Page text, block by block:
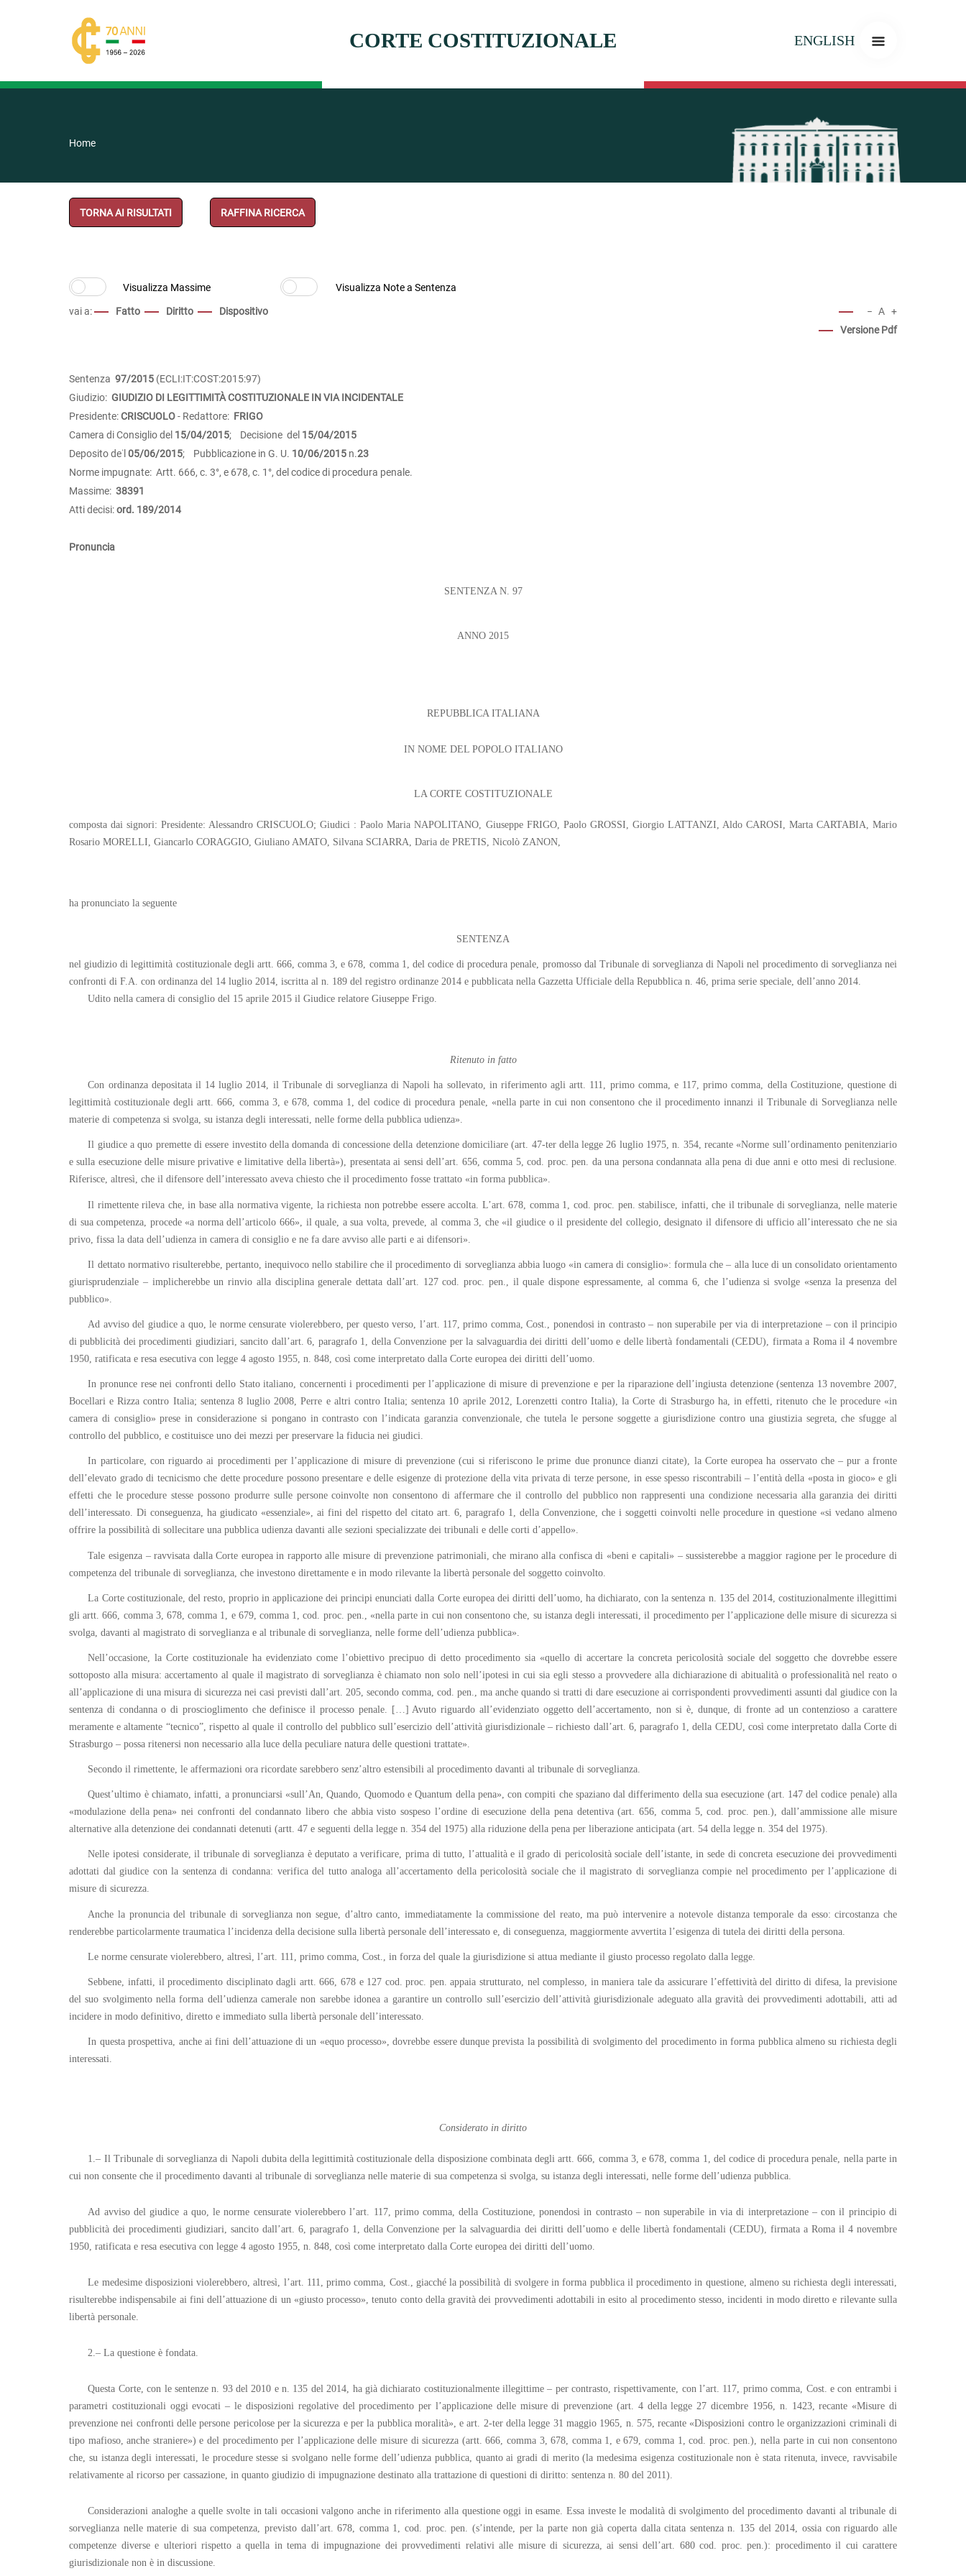
CORTE COSTITUZIONALE ENGLISH
Home
TORNA AI RISULTATI RAFFINA RICERCA
vai a: Fatto Diritto Dispositivo − A +
Versione Pdf
Sentenza 97/2015 (ECLI:IT:COST:2015:97)
Giudizio: GIUDIZIO DI LEGITTIMITÀ COSTITUZIONALE IN VIA INCIDENTALE
Presidente:CRISCUOLO- Redattore: FRIGO
Camera di Consiglio del 15/04/2015; Decisione del 15/04/2015
Deposito de˙l 05/06/2015; Pubblicazione in G. U. 10/06/2015 n.23
Norme impugnate: Artt. 666, c. 3°, e 678, c. 1°, del codice di procedura penale.
Massime: 38391
Atti decisi:ord. 189/2014
Pronuncia
SENTENZA N. 97
ANNO 2015
REPUBBLICA ITALIANA
IN NOME DEL POPOLO ITALIANO
LA CORTE COSTITUZIONALE
composta dai signori: Presidente: Alessandro CRISCUOLO; Giudici : Paolo Maria NAPOLITANO, Giuseppe FRIGO, Paolo GROSSI, Giorgio LATTANZI, Aldo CAROSI, Marta CARTABIA, Mario
Rosario MORELLI, Giancarlo CORAGGIO, Giuliano AMATO, Silvana SCIARRA, Daria de PRETIS, Nicolò ZANON,
ha pronunciato la seguente
SENTENZA
nel giudizio di legittimità costituzionale degli artt. 666, comma 3, e 678, comma 1, del codice di procedura penale, promosso dal Tribunale di sorveglianza di Napoli nel procedimento di sorveglianza nei
confronti di F.A. con ordinanza del 14 luglio 2014, iscritta al n. 189 del registro ordinanze 2014 e pubblicata nella Gazzetta Ufficiale della Repubblica n. 46, prima serie speciale, dell’anno 2014.
Udito nella camera di consiglio del 15 aprile 2015 il Giudice relatore Giuseppe Frigo.
Ritenuto in fatto
Con ordinanza depositata il 14 luglio 2014, il Tribunale di sorveglianza di Napoli ha sollevato, in riferimento agli artt. 111, primo comma, e 117, primo comma, della Costituzione, questione di
legittimità costituzionale degli artt. 666, comma 3, e 678, comma 1, del codice di procedura penale, «nella parte in cui non consentono che il procedimento innanzi il Tribunale di Sorveglianza nelle
materie di competenza si svolga, su istanza degli interessati, nelle forme della pubblica udienza».
Il giudice a quo premette di essere investito della domanda di concessione della detenzione domiciliare (art. 47-ter della legge 26 luglio 1975, n. 354, recante «Norme sull’ordinamento penitenziario
e sulla esecuzione delle misure privative e limitative della libertà»), presentata ai sensi dell’art. 656, comma 5, cod. proc. pen. da una persona condannata alla pena di due anni e otto mesi di reclusione.
Riferisce, altresì, che il difensore dell’interessato aveva chiesto che il procedimento fosse trattato «in forma pubblica».
Il rimettente rileva che, in base alla normativa vigente, la richiesta non potrebbe essere accolta. L’art. 678, comma 1, cod. proc. pen. stabilisce, infatti, che il tribunale di sorveglianza, nelle materie
di sua competenza, procede «a norma dell’articolo 666», il quale, a sua volta, prevede, al comma 3, che «il giudice o il presidente del collegio, designato il difensore di ufficio all’interessato che ne sia
privo, fissa la data dell’udienza in camera di consiglio e ne fa dare avviso alle parti e ai difensori».
Il dettato normativo risulterebbe, pertanto, inequivoco nello stabilire che il procedimento di sorveglianza abbia luogo «in camera di consiglio»: formula che – alla luce di un consolidato orientamento
giurisprudenziale – implicherebbe un rinvio alla disciplina generale dettata dall’art. 127 cod. proc. pen., il quale dispone espressamente, al comma 6, che l’udienza si svolge «senza la presenza del
pubblico».
Ad avviso del giudice a quo, le norme censurate violerebbero, per questo verso, l’art. 117, primo comma, Cost., ponendosi in contrasto – non superabile per via di interpretazione – con il principio
di pubblicità dei procedimenti giudiziari, sancito dall’art. 6, paragrafo 1, della Convenzione per la salvaguardia dei diritti dell’uomo e delle libertà fondamentali (CEDU), firmata a Roma il 4 novembre
1950, ratificata e resa esecutiva con legge 4 agosto 1955, n. 848, così come interpretato dalla Corte europea dei diritti dell’uomo.
In pronunce rese nei confronti dello Stato italiano, concernenti i procedimenti per l’applicazione di misure di prevenzione e per la riparazione dell’ingiusta detenzione (sentenza 13 novembre 2007,
Bocellari e Rizza contro Italia; sentenza 8 luglio 2008, Perre e altri contro Italia; sentenza 10 aprile 2012, Lorenzetti contro Italia), la Corte di Strasburgo ha, in effetti, ritenuto che le procedure «in
camera di consiglio» prese in considerazione si pongano in contrasto con l’indicata garanzia convenzionale, che tutela le persone soggette a giurisdizione contro una giustizia segreta, che sfugge al
controllo del pubblico, e costituisce uno dei mezzi per preservare la fiducia nei giudici.
In particolare, con riguardo ai procedimenti per l’applicazione di misure di prevenzione (cui si riferiscono le prime due pronunce dianzi citate), la Corte europea ha osservato che – pur a fronte
dell’elevato grado di tecnicismo che dette procedure possono presentare e delle esigenze di protezione della vita privata di terze persone, in esse spesso riscontrabili – l’entità della «posta in gioco» e gli
effetti che le procedure stesse possono produrre sulle persone coinvolte non consentono di affermare che il controllo del pubblico non rappresenti una condizione necessaria alla garanzia dei diritti
dell’interessato. Di conseguenza, ha giudicato «essenziale», ai fini del rispetto del citato art. 6, paragrafo 1, della Convenzione, che i soggetti coinvolti nelle procedure in questione «si vedano almeno
offrire la possibilità di sollecitare una pubblica udienza davanti alle sezioni specializzate dei tribunali e delle corti d’appello».
Tale esigenza – ravvisata dalla Corte europea in rapporto alle misure di prevenzione patrimoniali, che mirano alla confisca di «beni e capitali» – sussisterebbe a maggior ragione per le procedure di
competenza del tribunale di sorveglianza, che investono direttamente e in modo rilevante la libertà personale del soggetto coinvolto.
La Corte costituzionale, del resto, proprio in applicazione dei principi enunciati dalla Corte europea dei diritti dell’uomo, ha dichiarato, con la sentenza n. 135 del 2014, costituzionalmente illegittimi
gli artt. 666, comma 3, 678, comma 1, e 679, comma 1, cod. proc. pen., «nella parte in cui non consentono che, su istanza degli interessati, il procedimento per l’applicazione delle misure di sicurezza si
svolga, davanti al magistrato di sorveglianza e al tribunale di sorveglianza, nelle forme dell’udienza pubblica».
Nell’occasione, la Corte costituzionale ha evidenziato come l’obiettivo precipuo di detto procedimento sia «quello di accertare la concreta pericolosità sociale del soggetto che dovrebbe essere
sottoposto alla misura: accertamento al quale il magistrato di sorveglianza è chiamato non solo nell’ipotesi in cui sia egli stesso a provvedere alla dichiarazione di abitualità o professionalità nel reato o
all’applicazione di una misura di sicurezza nei casi previsti dall’art. 205, secondo comma, cod. pen., ma anche quando si tratti di dare esecuzione ai corrispondenti provvedimenti assunti dal giudice con la
sentenza di condanna o di proscioglimento che definisce il processo penale. […] Avuto riguardo all’evidenziato oggetto dell’accertamento, non si è, dunque, di fronte ad un contenzioso a carattere
meramente e altamente “tecnico”, rispetto al quale il controllo del pubblico sull’esercizio dell’attività giurisdizionale – richiesto dall’art. 6, paragrafo 1, della CEDU, così come interpretato dalla Corte di
Strasburgo – possa ritenersi non necessario alla luce della peculiare natura delle questioni trattate».
Secondo il rimettente, le affermazioni ora ricordate sarebbero senz’altro estensibili al procedimento davanti al tribunale di sorveglianza.
Quest’ultimo è chiamato, infatti, a pronunciarsi «sull’An, Quando, Quomodo e Quantum della pena», con compiti che spaziano dal differimento della sua esecuzione (art. 147 del codice penale) alla
«modulazione della pena» nei confronti del condannato libero che abbia visto sospeso l’ordine di esecuzione della pena detentiva (art. 656, comma 5, cod. proc. pen.), dall’ammissione alle misure
alternative alla detenzione dei condannati detenuti (artt. 47 e seguenti della legge n. 354 del 1975) alla riduzione della pena per liberazione anticipata (art. 54 della legge n. 354 del 1975).
Nelle ipotesi considerate, il tribunale di sorveglianza è deputato a verificare, prima di tutto, l’attualità e il grado di pericolosità sociale dell’istante, in sede di concreta esecuzione dei provvedimenti
adottati dal giudice con la sentenza di condanna: verifica del tutto analoga all’accertamento della pericolosità sociale che il magistrato di sorveglianza compie nel procedimento per l’applicazione di
misure di sicurezza.
Anche la pronuncia del tribunale di sorveglianza non segue, d’altro canto, immediatamente la commissione del reato, ma può intervenire a notevole distanza temporale da esso: circostanza che
renderebbe particolarmente traumatica l’incidenza della decisione sulla libertà personale dell’interessato e, di conseguenza, maggiormente avvertita l’esigenza di tutela dei diritti della persona.
Le norme censurate violerebbero, altresì, l’art. 111, primo comma, Cost., in forza del quale la giurisdizione si attua mediante il giusto processo regolato dalla legge.
Sebbene, infatti, il procedimento disciplinato dagli artt. 666, 678 e 127 cod. proc. pen. appaia strutturato, nel complesso, in maniera tale da assicurare l’effettività del diritto di difesa, la previsione
del suo svolgimento nella forma dell’udienza camerale non sarebbe idonea a garantire un controllo sull’esercizio dell’attività giurisdizionale adeguato alla gravità dei provvedimenti adottabili, atti ad
incidere in modo definitivo, diretto e immediato sulla libertà personale dell’interessato.
In questa prospettiva, anche ai fini dell’attuazione di un «equo processo», dovrebbe essere dunque prevista la possibilità di svolgimento del procedimento in forma pubblica almeno su richiesta degli
interessati.
Considerato in diritto
1.– Il Tribunale di sorveglianza di Napoli dubita della legittimità costituzionale della disposizione combinata degli artt. 666, comma 3, e 678, comma 1, del codice di procedura penale, nella parte in
cui non consente che il procedimento davanti al tribunale di sorveglianza nelle materie di sua competenza si svolga, su istanza degli interessati, nelle forme dell’udienza pubblica.
Ad avviso del giudice a quo, le norme censurate violerebbero l’art. 117, primo comma, della Costituzione, ponendosi in contrasto – non superabile in via di interpretazione – con il principio di
pubblicità dei procedimenti giudiziari, sancito dall’art. 6, paragrafo 1, della Convenzione per la salvaguardia dei diritti dell’uomo e delle libertà fondamentali (CEDU), firmata a Roma il 4 novembre
1950, ratificata e resa esecutiva con legge 4 agosto 1955, n. 848, così come interpretato dalla Corte europea dei diritti dell’uomo.
Le medesime disposizioni violerebbero, altresì, l’art. 111, primo comma, Cost., giacché la possibilità di svolgere in forma pubblica il procedimento in questione, almeno su richiesta degli interessati,
risulterebbe indispensabile ai fini dell’attuazione di un «giusto processo», tenuto conto della gravità dei provvedimenti adottabili in esito al procedimento stesso, incidenti in modo diretto e rilevante sulla
libertà personale.
2.– La questione è fondata.
Questa Corte, con le sentenze n. 93 del 2010 e n. 135 del 2014, ha già dichiarato costituzionalmente illegittime – per contrasto, rispettivamente, con l’art. 117, primo comma, Cost. e con entrambi i
parametri costituzionali oggi evocati – le disposizioni regolative del procedimento per l’applicazione delle misure di prevenzione (art. 4 della legge 27 dicembre 1956, n. 1423, recante «Misure di
prevenzione nei confronti delle persone pericolose per la sicurezza e per la pubblica moralità», e art. 2-ter della legge 31 maggio 1965, n. 575, recante «Disposizioni contro le organizzazioni criminali di
tipo mafioso, anche straniere») e del procedimento per l’applicazione delle misure di sicurezza (artt. 666, comma 3, 678, comma 1, e 679, comma 1, cod. proc. pen.), nella parte in cui non consentono
che, su istanza degli interessati, le procedure stesse si svolgano nelle forme dell’udienza pubblica, quanto ai gradi di merito (la medesima esigenza costituzionale non è stata ritenuta, invece, ravvisabile
relativamente al ricorso per cassazione, in quanto giudizio di impugnazione destinato alla trattazione di questioni di diritto: sentenza n. 80 del 2011).
Considerazioni analoghe a quelle svolte in tali occasioni valgono anche in riferimento alla questione oggi in esame. Essa investe le modalità di svolgimento del procedimento davanti al tribunale di
sorveglianza nelle materie di sua competenza, previsto dall’art. 678, comma 1, cod. proc. pen. (s’intende, per la parte non già coperta dalla citata sentenza n. 135 del 2014, ossia con riguardo alle
competenze diverse e ulteriori rispetto a quella in tema di impugnazione dei provvedimenti relativi alle misure di sicurezza, ai sensi dell’art. 680 cod. proc. pen.): procedimento il cui carattere
giurisdizionale non è in discussione.